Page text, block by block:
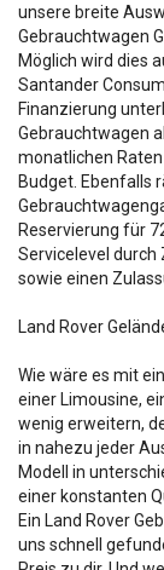
unsere breite
Gebrauchtwagen
Möglich wird dies
Santander
Finanzierung
Gebrauchtwagen
monatlichen
Budget. Ebenfalls
Reservierung für
Servicelevel
sowie einen
Land Rover
Wie wäre es mit
einer Limousine,
wenig erweitern,
in nahezu jeder
Modell in
einer konstanten
Ein Land Rover
uns schnell